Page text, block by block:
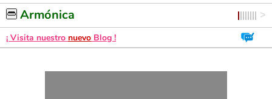
Armónica
¡ Visita nuestro nuevo Blog !